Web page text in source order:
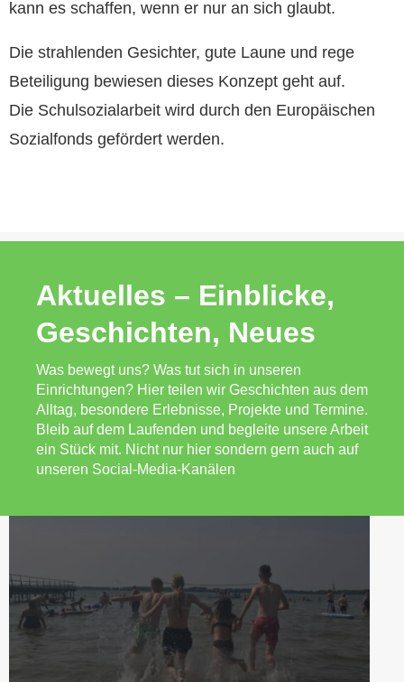
kann es schaffen, wenn er nur an sich glaubt.
Die strahlenden Gesichter, gute Laune und rege
Beteiligung bewiesen dieses Konzept geht auf.
Die Schulsozialarbeit wird durch den Europäischen
Sozialfonds gefördert werden.
Aktuelles – Einblicke,
Geschichten, Neues
Was bewegt uns? Was tut sich in unseren
Einrichtungen? Hier teilen wir Geschichten aus dem
Alltag, besondere Erlebnisse, Projekte und Termine.
Bleib auf dem Laufenden und begleite unsere Arbeit
ein Stück mit. Nicht nur hier sondern gern auch auf
unseren Social-Media-Kanälen